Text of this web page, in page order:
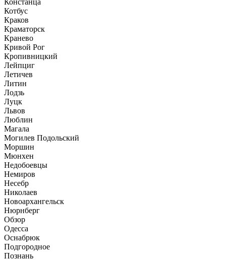
Констанца
Котбус
Краков
Краматорск
Кранево
Кривой Рог
Кропивницкий
Лейпциг
Летичев
Литин
Лодзь
Луцк
Львов
Люблин
Магала
Могилев Подольский
Моршин
Мюнхен
Недобоевцы
Немиров
Несебр
Николаев
Новоархангельск
Нюрнберг
Обзор
Одесса
Оснабрюк
Подгородное
Познань